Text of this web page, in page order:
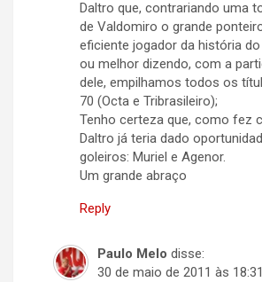
Daltro que, contrariando uma
de Valdomiro o grande
eficiente jogador da história do
ou melhor dizendo, com a
dele, empilhamos todos os
70 (Octa e Tribrasileiro);
Tenho certeza que, como fez
Daltro já teria dado
goleiros: Muriel e Agenor.
Um grande abraço
Reply
Paulo Melo disse:
30 de maio de 2011 às 18:31